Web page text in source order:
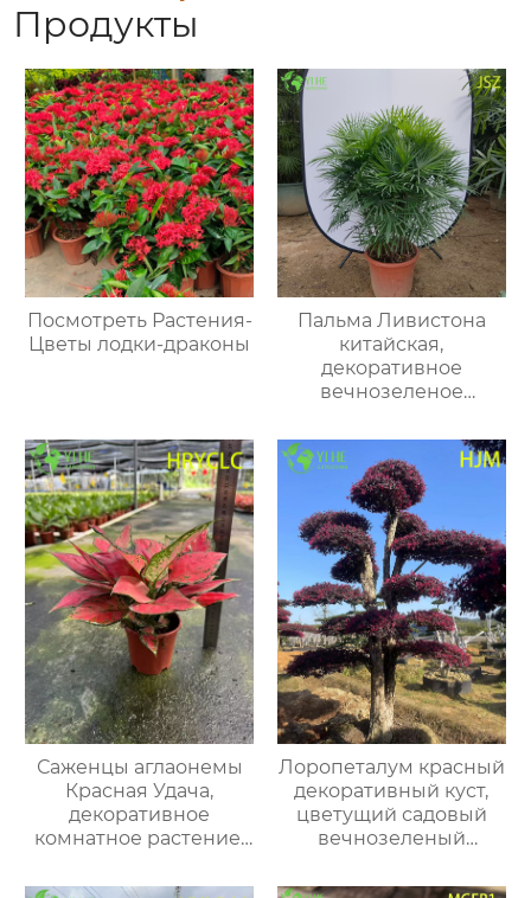
Продукты
Посмотреть Растения-
Цветы лодки-драконы
Пальма Ливистона
китайская,
декоративное
вечнозеленое
парка и интерьера
Саженцы аглаонемы
Красная Удача,
декоративное
комнатное растение,
для дома и офиса
Лоропеталум красный
декоративный куст,
цветущий садовый
вечнозеленый
улицы